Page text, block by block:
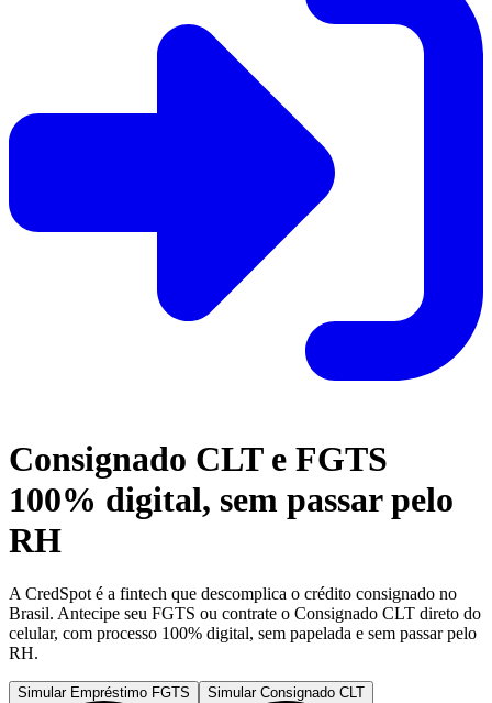
Consignado CLT e FGTS
100% digital, sem passar pelo
RH
A CredSpot é a fintech que descomplica o crédito consignado no
Brasil. Antecipe seu FGTS ou contrate o Consignado CLT direto do
celular, com processo 100% digital, sem papelada e sem passar pelo
RH.
Simular Empréstimo FGTS Simular Consignado CLT